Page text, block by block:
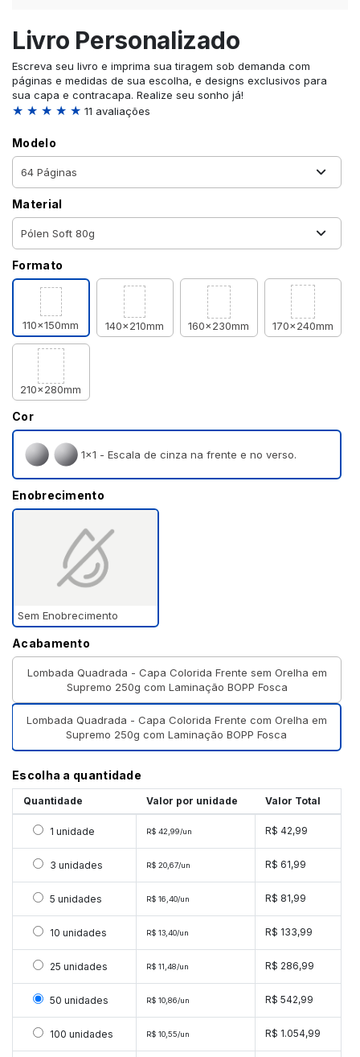
Livro Personalizado
Escreva seu livro e imprima sua tiragem sob demanda com
páginas e medidas de sua escolha, e designs exclusivos para
sua capa e contracapa. Realize seu sonho já!
★ ★ ★ ★ ★ 11 avaliações
Modelo
Material
Formato
110x150mm 140x210mm 160x230mm 170x240mm
210x280mm
Cor
1×1 - Escala de cinza na frente e no verso.
Enobrecimento
Sem Enobrecimento
Acabamento
Lombada Quadrada - Capa Colorida Frente sem Orelha em
Supremo 250g com Laminação BOPP Fosca
Lombada Quadrada - Capa Colorida Frente com Orelha em
Supremo 250g com Laminação BOPP Fosca
Escolha a quantidade
Quantidade Valor por unidade Valor Total
Selecionar 1 unidade
1 unidade R$ 42,99/un R$ 42,99
Selecionar 3 unidades
3 unidades R$ 20,67/un R$ 61,99
Selecionar 5 unidades
5 unidades R$ 16,40/un R$ 81,99
Selecionar 10 unidades
10 unidades R$ 13,40/un R$ 133,99
Selecionar 25 unidades
25 unidades R$ 11,48/un R$ 286,99
Selecionar 50 unidades
50 unidades R$ 10,86/un R$ 542,99
Selecionar 100 unidades
100 unidades R$ 10,55/un R$ 1.054,99